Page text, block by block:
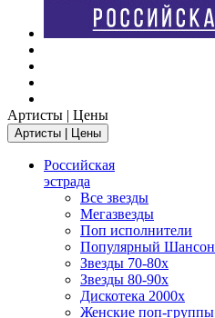
Артисты | Цены
Артисты | Цены
Российская
эстрада
Все звезды
Мегазвезды
Поп исполнители
Популярный Шансон
Звезды 70-80х
Звезды 80-90х
Дискотека 2000х
Женские поп-группы